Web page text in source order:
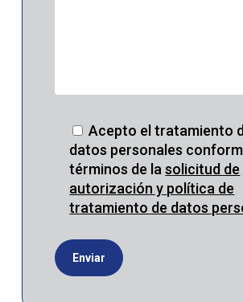
Acepto el tratamiento
datos personales
términos de lasolicitud de
autorización y política de
tratamiento de datos